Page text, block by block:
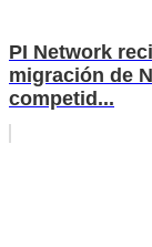
PI Network
migración de
competid...